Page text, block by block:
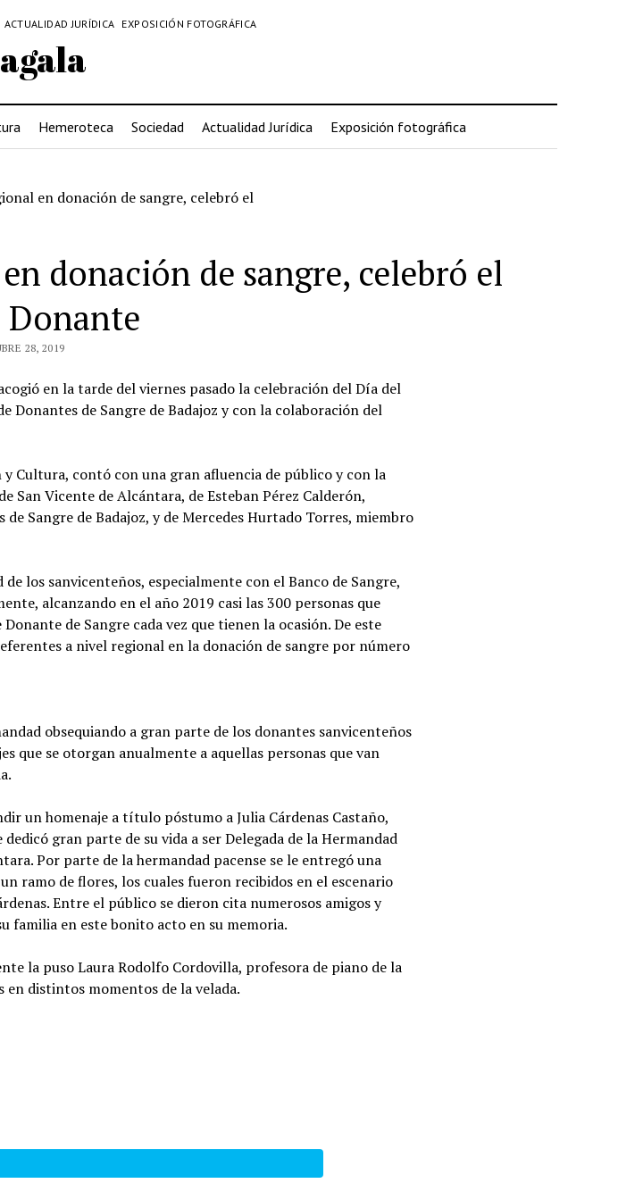
ACTUALIDAD JURÍDICA EXPOSICIÓN FOTOGRÁFICA
Hemeroteca Sociedad Actualidad Jurídica Exposición fotográfica
en donación de sangre, celebró el
donación de sangre, celebró el
Donante
28, 2019
en la tarde del viernes pasado la celebración del Día del
de Sangre de Badajoz y con la colaboración del
Cultura, contó con una gran afluencia de público y con la
San Vicente de Alcántara, de Esteban Pérez Calderón,
Sangre de Badajoz, y de Mercedes Hurtado Torres, miembro
los sanvicenteños, especialmente con el Banco de Sangre,
alcanzando en el año 2019 casi las 300 personas que
de Sangre cada vez que tienen la ocasión. De este
a nivel regional en la donación de sangre por número
obsequiando a gran parte de los donantes sanvicenteños
que se otorgan anualmente a aquellas personas que van
un homenaje a título póstumo a Julia Cárdenas Castaño,
gran parte de su vida a ser Delegada de la Hermandad
Por parte de la hermandad pacense se le entregó una
ramo de flores, los cuales fueron recibidos en el escenario
Entre el público se dieron cita numerosos amigos y
familia en este bonito acto en su memoria.
la puso Laura Rodolfo Cordovilla, profesora de piano de la
distintos momentos de la velada.